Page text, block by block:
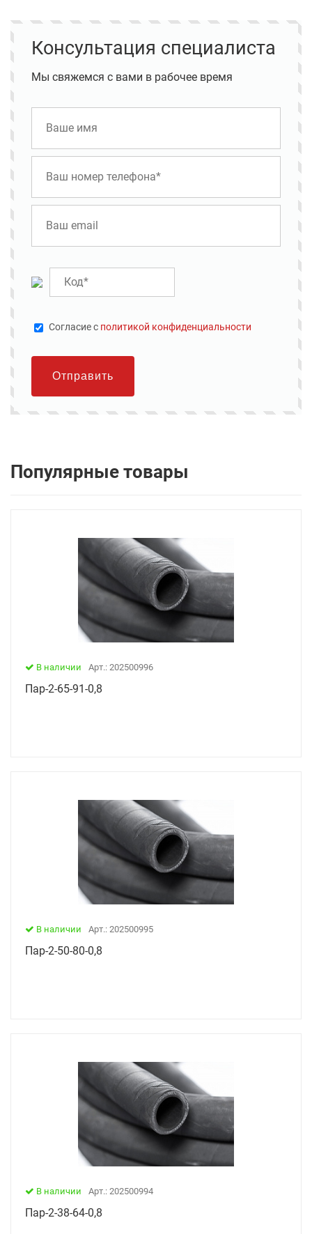
Консультация специалиста
Мы свяжемся с вами в рабочее время
Cогласие с политикой конфиденциальности
Отправить
Популярные товары
В наличии Арт.: 202500996
Пар-2-65-91-0,8
В наличии Арт.: 202500995
Пар-2-50-80-0,8
В наличии Арт.: 202500994
Пар-2-38-64-0,8